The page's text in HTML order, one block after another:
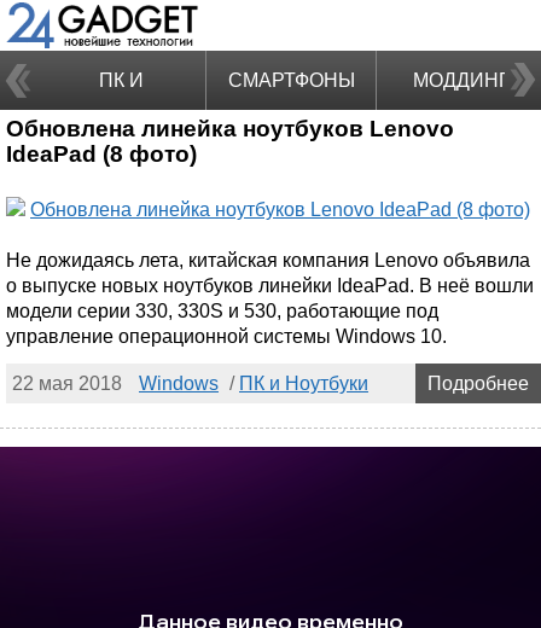
ПК И
НОУТБУКИ
СМАРТФОНЫ МОДДИНГ
Обновлена линейка ноутбуков Lenovo
IdeaPad (8 фото)
Не дожидаясь лета, китайская компания Lenovo объявила
о выпуске новых ноутбуков линейки IdeaPad. В неё вошли
модели серии 330, 330S и 530, работающие под
управление операционной системы Windows 10.
22 мая 2018 Windows / ПК и Ноутбуки Подробнее